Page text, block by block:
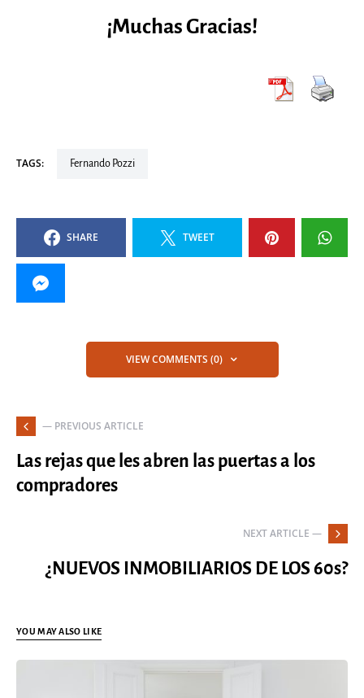
¡Muchas Gracias!
TAGS: Fernando Pozzi
SHARE TWEET
VIEW COMMENTS (0)
— PREVIOUS ARTICLE
Las rejas que les abren las puertas a los
compradores
NEXT ARTICLE —
¿NUEVOS INMOBILIARIOS DE LOS 60s?
YOU MAY ALSO LIKE